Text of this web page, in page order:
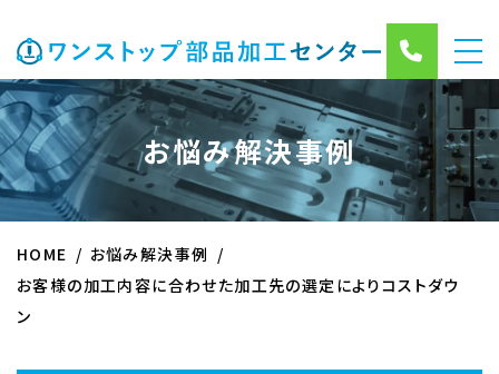
お悩み解決事例
HOME
お悩み解決事例
お客様の加工内容に合わせた加工先の選定によりコストダウ
ン